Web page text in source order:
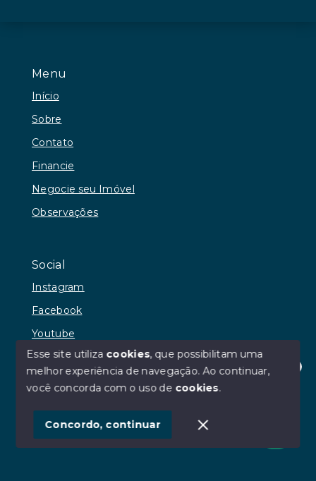
Menu
Início
Sobre
Contato
Financie
Negocie seu Imóvel
Observações
Social
Instagram
Facebook
Youtube
© Copyright 2026 - RR Andrade Imóveis - Todos os
SITE PARA IMOBILIARIA
Olá! Estamos disponíveis para te ajudar.
Esse site utiliza cookies, que possibilitam uma
melhor experiência de navegação.Ao continuar,
você concorda com o uso de cookies.
Concordo, continuar